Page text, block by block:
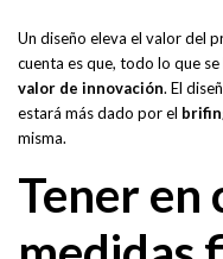
Un diseño eleva el valor del
cuenta es que, todo lo que
valor de innovación. El
estará más dado por el
misma.
Tener en